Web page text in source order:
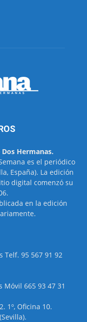
Hermanas.
es el periódico
España). La edición
digital comenzó su
en la edición
Telf. 95 567 91 92
665 93 47 31
1º, Oficina 10.